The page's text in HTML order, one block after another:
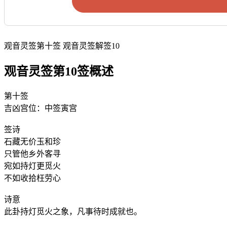
观音灵签第十签 观音灵签解签10
观音灵签第10签概述
第十签
吉凶宫位：中签寅宫
签诗
石藏无价玉和珍
只管他乡外客寻
宛如持灯更觅火
不如收拾枉劳心
诗意
此卦持灯觅火之象，凡事待时成就也。